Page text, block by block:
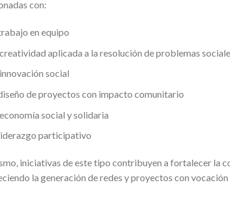
con:
en equipo
aplicada a la resolución de problemas
social
de proyectos con impacto comunitario
social y solidaria
participativo
iniciativas de este tipo contribuyen a fortalecer la
la generación de redes y proyectos con